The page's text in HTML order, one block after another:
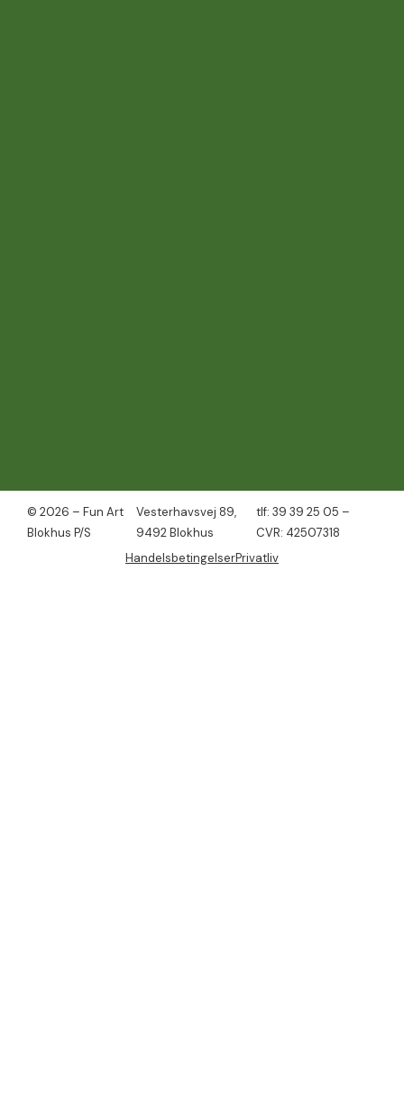
© 2026 – Fun Art
Blokhus P/S
Vesterhavsvej 89,
9492 Blokhus
tlf: 39 39 25 05 –
CVR: 42507318
HandelsbetingelserPrivatliv